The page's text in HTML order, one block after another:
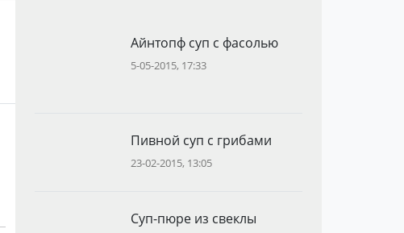
Айнтопф суп с фасолью
5-05-2015, 17:33
Пивной суп с грибами
23-02-2015, 13:05
Суп-пюре из свеклы